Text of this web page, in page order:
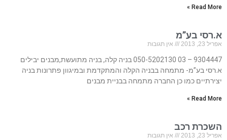
Read More »
א.רסי בע”מ
אפריל 23, 2013 אין תגובות
9304447 – 03 050-5202130 בניה קלה, בניה מתועשת,מבנים יבילים
א.רסי בע”מ- מתמחה בבניה הקלה והמתקדמת ובמיגוון פתרונות בניה
יצירתיים כמו כן החברה מתמחה בבניית מבנים
Read More »
השכרת רכב
אפריל 23, 2013 אין תגובות